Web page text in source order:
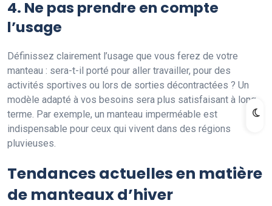
4. Ne pas prendre en compte
l’usage
Définissez clairement l’usage que vous ferez de votre
manteau : sera-t-il porté pour aller travailler, pour des
activités sportives ou lors de sorties décontractées ? Un
modèle adapté à vos besoins sera plus satisfaisant à long
terme. Par exemple, un manteau imperméable est
indispensable pour ceux qui vivent dans des régions
pluvieuses.
Tendances actuelles en matière
de manteaux d’hiver